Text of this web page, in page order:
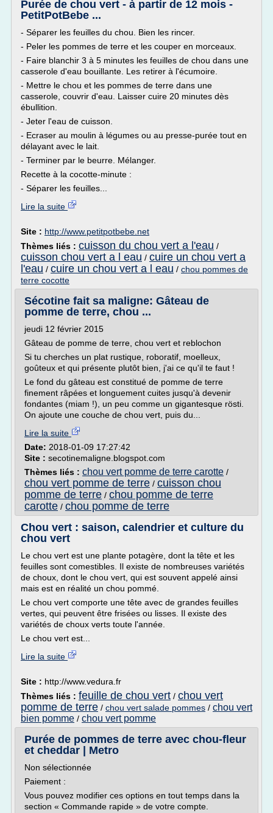
Purée de chou vert - à partir de 12 mois -
PetitPotBebe ...
- Séparer les feuilles du chou. Bien les rincer.
- Peler les pommes de terre et les couper en morceaux.
- Faire blanchir 3 à 5 minutes les feuilles de chou dans une
casserole d'eau bouillante. Les retirer à l'écumoire.
- Mettre le chou et les pommes de terre dans une
casserole, couvrir d'eau. Laisser cuire 20 minutes dès
ébullition.
- Jeter l'eau de cuisson.
- Ecraser au moulin à légumes ou au presse-purée tout en
délayant avec le lait.
- Terminer par le beurre. Mélanger.
Recette à la cocotte-minute :
- Séparer les feuilles...
Lire la suite
Site : http://www.petitpotbebe.net
Thèmes liés : cuisson du chou vert a l'eau /
cuisson chou vert a l eau / cuire un chou vert a
l'eau / cuire un chou vert a l eau / chou pommes de
terre cocotte
Sécotine fait sa maligne: Gâteau de
pomme de terre, chou ...
jeudi 12 février 2015
Gâteau de pomme de terre, chou vert et reblochon
Si tu cherches un plat rustique, roboratif, moelleux,
goûteux et qui présente plutôt bien, j'ai ce qu'il te faut !
Le fond du gâteau est constitué de pomme de terre
finement râpées et longuement cuites jusqu'à devenir
fondantes (miam !), un peu comme un gigantesque rösti.
On ajoute une couche de chou vert, puis du...
Lire la suite
Date: 2018-01-09 17:27:42
Site : secotinemaligne.blogspot.com
Thèmes liés : chou vert pomme de terre carotte /
chou vert pomme de terre / cuisson chou
pomme de terre / chou pomme de terre
carotte / chou pomme de terre
Chou vert : saison, calendrier et culture du
chou vert
Le chou vert est une plante potagère, dont la tête et les
feuilles sont comestibles. Il existe de nombreuses variétés
de choux, dont le chou vert, qui est souvent appelé ainsi
mais est en réalité un chou pommé.
Le chou vert comporte une tête avec de grandes feuilles
vertes, qui peuvent être frisées ou lisses. Il existe des
variétés de choux verts toute l'année.
Le chou vert est...
Lire la suite
Site : http://www.vedura.fr
Thèmes liés : feuille de chou vert / chou vert
pomme de terre / chou vert salade pommes / chou vert
bien pomme / chou vert pomme
Purée de pommes de terre avec chou-fleur
et cheddar | Metro
Non sélectionnée
Paiement :
Vous pouvez modifier ces options en tout temps dans la
section « Commande rapide » de votre compte.